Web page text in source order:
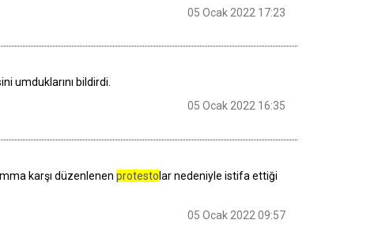
05 Ocak 2022 17:23
umduklarını bildirdi.
05 Ocak 2022 16:35
karşı düzenlenen protesto lar nedeniyle istifa ettiği
05 Ocak 2022 09:57